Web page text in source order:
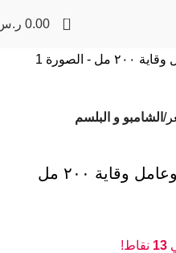
0
0.00
الشامبو و البلسم
وقاية ٢٠٠ مل
13 نقاط!